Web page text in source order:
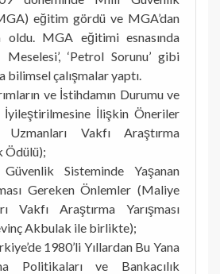
eğitim gördü ve MGA’dan
oldu. MGA eğitimi esnasında
Meselesi’, ‘Petrol Sorunu’ gibi
bilimsel çalışmalar yaptı.
ve İstihdamın Durumu ve
İyileştirilmesine İlişkin Öneriler
Vakfı Araştırma
Ödülü);
Sisteminde Yaşanan
Gereken Önlemler (Maliye
Vakfı Araştırma Yarışması
Akbulak ile birlikte);
1980’li Yıllardan Bu Yana
Politikaları ve Bankacılık